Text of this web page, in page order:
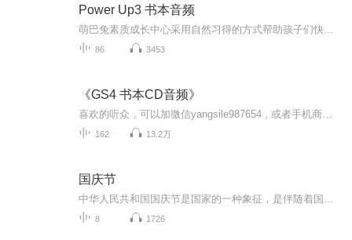
Power Up3 书本音频
86 3453
《GS4 书本CD音频》
162 13.2万
国庆节
8 1726